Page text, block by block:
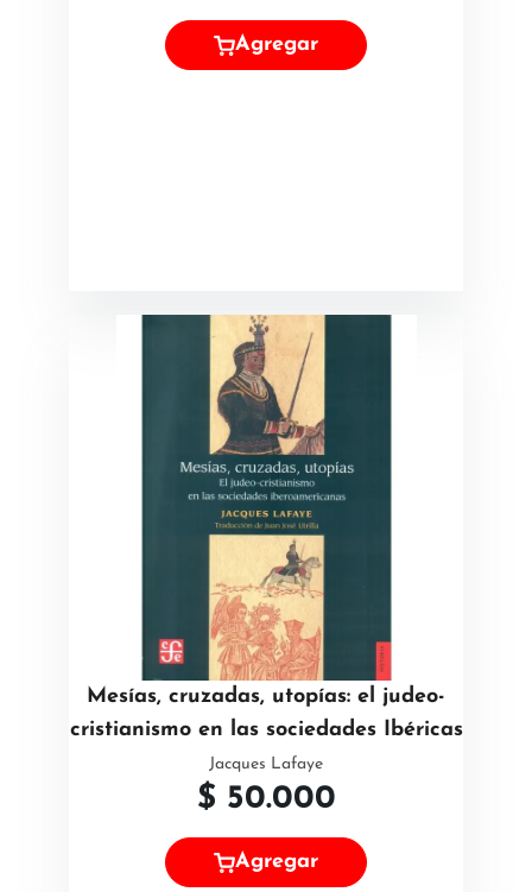
Agregar
Mesías, cruzadas, utopías: el judeo-
cristianismo en las sociedades Ibéricas
Jacques Lafaye
$ 50.000
Agregar